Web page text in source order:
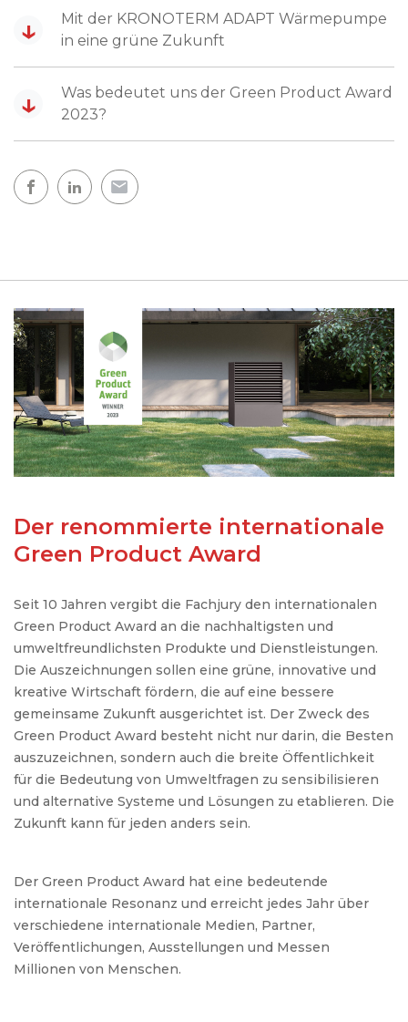
↓
Mit der KRONOTERM ADAPT Wärmepumpe
in eine grüne Zukunft
↓
Was bedeutet uns der Green Product Award
2023?
Der renommierte internationale
Green Product Award
Seit 10 Jahren vergibt die Fachjury den internationalen
Green Product Award an die nachhaltigsten und
umweltfreundlichsten Produkte und Dienstleistungen.
Die Auszeichnungen sollen eine grüne, innovative und
kreative Wirtschaft fördern, die auf eine bessere
gemeinsame Zukunft ausgerichtet ist. Der Zweck des
Green Product Award besteht nicht nur darin, die Besten
auszuzeichnen, sondern auch die breite Öffentlichkeit
für die Bedeutung von Umweltfragen zu sensibilisieren
und alternative Systeme und Lösungen zu etablieren. Die
Zukunft kann für jeden anders sein.
Der Green Product Award hat eine bedeutende
internationale Resonanz und erreicht jedes Jahr über
verschiedene internationale Medien, Partner,
Veröffentlichungen, Ausstellungen und Messen
Millionen von Menschen.